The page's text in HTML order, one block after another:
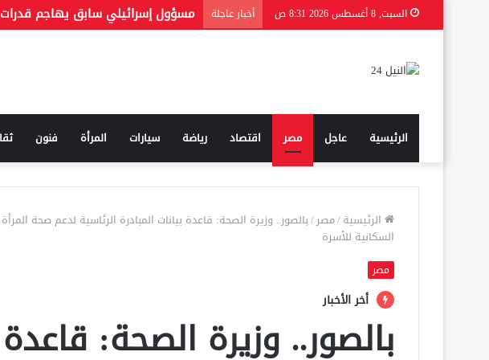
السبت, 8 أغسطس 2026 8:31 ص أخبار عاجلة
الرئيسية عاجل مصر اقتصاد رياضة سيارات المرأة فنون
الرئيسية/مصر/بالصور.. وزيرة الصحة: قاعدة بيانات المبادرة الرئاسية لدعم صحة
السكانية للأسرة
مصر
أخر الأخبار
بالصور.. وزيرة الصحة: قاعدة